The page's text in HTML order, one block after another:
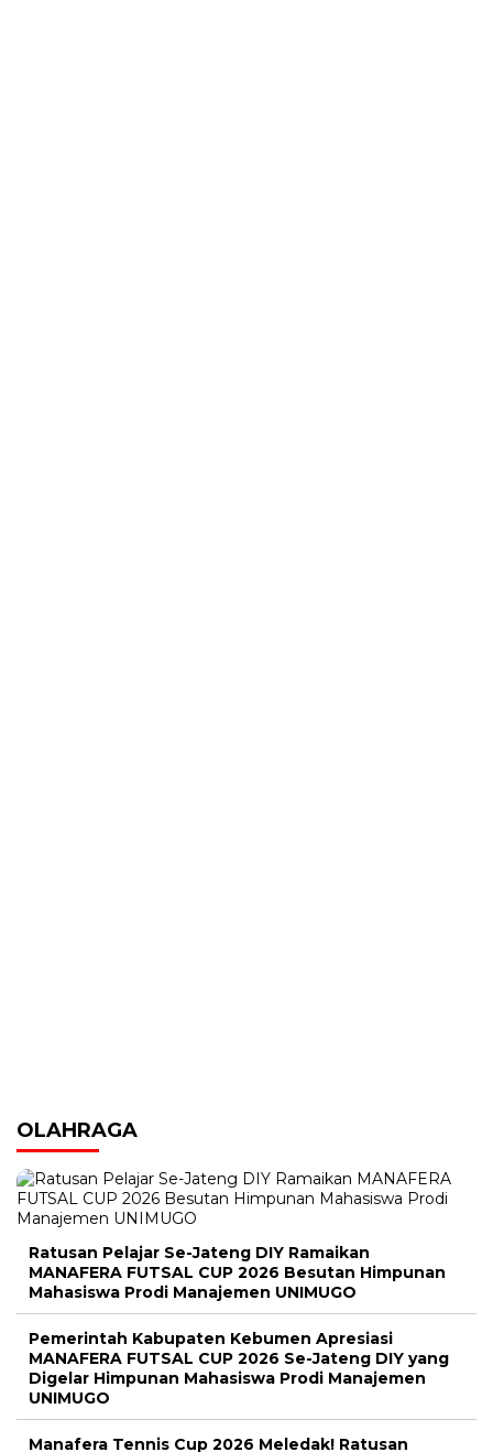
OLAHRAGA
Ratusan Pelajar Se-Jateng DIY Ramaikan
MANAFERA FUTSAL CUP 2026 Besutan Himpunan
Mahasiswa Prodi Manajemen UNIMUGO
Pemerintah Kabupaten Kebumen Apresiasi
MANAFERA FUTSAL CUP 2026 Se-Jateng DIY yang
Digelar Himpunan Mahasiswa Prodi Manajemen
UNIMUGO
Manafera Tennis Cup 2026 Meledak! Ratusan